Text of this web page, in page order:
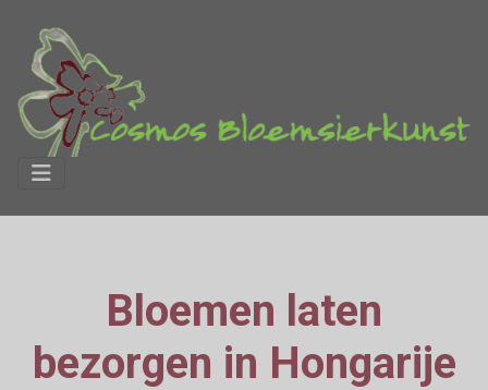
Bloemen laten
bezorgen in Hongarije